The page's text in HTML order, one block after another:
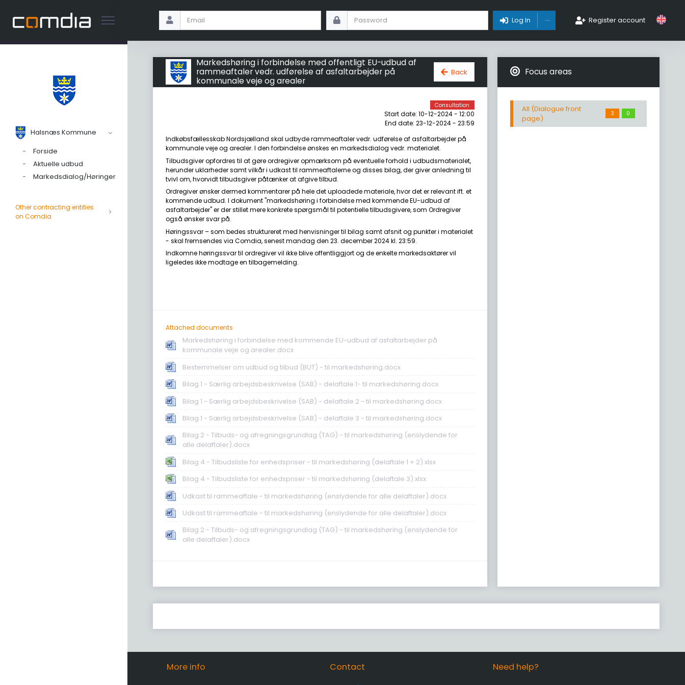
Halsnæs Kommune
Forside
Aktuelle udbud
Markedsdialog/Høringer
Other contracting entities
on Comdia
Log In Toggle DropdownRegister account
Markedshøring i forbindelse med offentligt EU-udbud af
rammeaftaler vedr. udførelse af asfaltarbejder på
kommunale veje og arealer
Back
Consultation
Start date: 10-12-2024 - 12:00
End date: 23-12-2024 - 23:59
Indkøbsfællesskab Nordsjælland skal udbyde rammeaftaler vedr. udførelse af asfaltarbejder på
kommunale veje og arealer. I den forbindelse ønskes en markedsdialog vedr. materialet.
Tilbudsgiver opfordres til at gøre ordregiver opmærksom på eventuelle forhold i udbudsmaterialet,
herunder uklarheder samt vilkår i udkast til rammeaftalerne og disses bilag, der giver anledning til
tvivl om, hvorvidt tilbudsgiver påtænker at afgive tilbud.
Ordregiver ønsker dermed kommentarer på hele det uploadede materiale, hvor det er relevant ift. et
kommende udbud. I dokument "markedshøring i forbindelse med kommende EU-udbud af
asfaltarbejder" er der stillet mere konkrete spørgsmål til potentielle tilbudsgivere, som Ordregiver
også ønsker svar på.
Høringssvar – som bedes struktureret med henvisninger til bilag samt afsnit og punkter i materialet
- skal fremsendes via Comdia, senest mandag den 23. december 2024 kl. 23:59.
Indkomne høringssvar til ordregiver vil ikke blive offentliggjort og de enkelte markedsaktører vil
ligeledes ikke modtage en tilbagemelding.
Attached documents
Markedshøring i forbindelse med kommende EU-udbud af asfaltarbejder på
kommunale veje og arealer.docx
Bestemmelser om udbud og tilbud (BUT) - til markedshøring.docx
Bilag 1 - Særlig arbejdsbeskrivelse (SAB) - delaftale 1- til markedshøring.docx
Bilag 1 - Særlig arbejdsbeskrivelse (SAB) - delaftale 2 - til markedshøring.docx
Bilag 1 - Særlig arbejdsbeskrivelse (SAB) - delaftale 3 - til markedshøring.docx
Bilag 2 - Tilbuds- og afregningsgrundlag (TAG) - til markedshøring (enslydende for
alle delaftaler).docx
Bilag 4 - Tilbudsliste for enhedspriser - til markedshøring (delaftale 1 + 2).xlsx
Bilag 4 - Tilbudsliste for enhedspriser - til markedshøring (delaftale 3).xlsx
Udkast til rammeaftale - til markedshøring (enslydende for alle delaftaler).docx
Udkast til rammeaftale - til markedshøring (enslydende for alle delaftaler).docx
Bilag 2 - Tilbuds- og afregningsgrundlag (TAG) - til markedshøring (enslydende for
alle delaftaler).docx
Focus areas
All (Dialogue front
page)
3 0
More info Contact Need help?